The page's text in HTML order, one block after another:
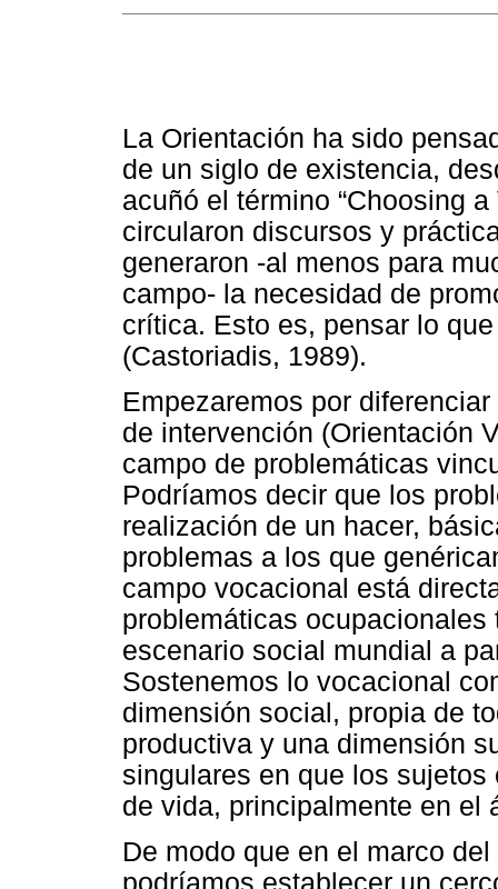
La Orientación ha sido
de un siglo de existencia,
acuñó el término “Choosing
circularon discursos y
generaron -al menos para
campo- la necesidad de
crítica. Esto es, pensar lo
(Castoriadis, 1989).
Empezaremos por
de intervención (Orientación
campo de problemáticas
Podríamos decir que los
realización de un hacer,
problemas a los que
campo vocacional está
problemáticas
escenario social mundial a
Sostenemos lo vocacional
dimensión social, propia de
productiva y una dimensión
singulares en que los
de vida, principalmente en el
De modo que en el marco